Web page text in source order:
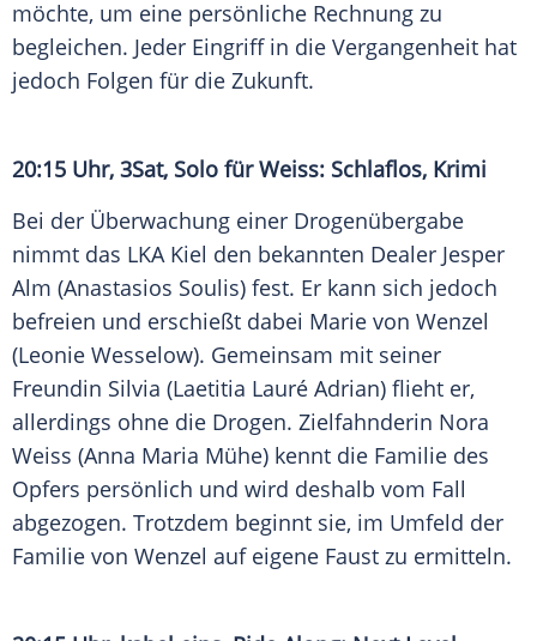
möchte, um eine persönliche Rechnung zu
begleichen. Jeder Eingriff in die Vergangenheit hat
jedoch Folgen für die Zukunft.
20:15 Uhr, 3Sat, Solo für Weiss: Schlaflos, Krimi
Bei der Überwachung einer Drogenübergabe
nimmt das LKA Kiel den bekannten Dealer Jesper
Alm (Anastasios Soulis) fest. Er kann sich jedoch
befreien und erschießt dabei Marie von Wenzel
(Leonie Wesselow). Gemeinsam mit seiner
Freundin Silvia (Laetitia Lauré Adrian) flieht er,
allerdings ohne die Drogen. Zielfahnderin Nora
Weiss (Anna Maria Mühe) kennt die Familie des
Opfers persönlich und wird deshalb vom Fall
abgezogen. Trotzdem beginnt sie, im Umfeld der
Familie von Wenzel auf eigene Faust zu ermitteln.